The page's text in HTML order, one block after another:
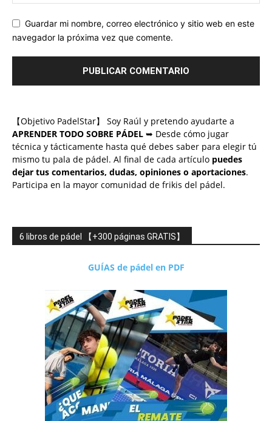
Guardar mi nombre, correo electrónico y sitio web en este
navegador la próxima vez que comente.
【Objetivo PadelStar】 Soy Raúl y pretendo ayudarte a
APRENDER TODO SOBRE PÁDEL ➥ Desde cómo jugar
técnica y tácticamente hasta qué debes saber para elegir tú
mismo tu pala de pádel. Al final de cada artículo puedes
dejar tus comentarios, dudas, opiniones o aportaciones.
Participa en la mayor comunidad de frikis del pádel.
6 libros de pádel 【+300 páginas GRATIS】
GUÍAS de pádel en PDF